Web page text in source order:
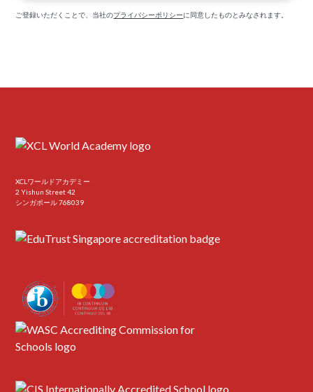
ご登録いただくことで、当社のプライバシーポリシーに同意したものとみなされます。
XCLワールドアカデミー
2 Yishun Street 42
シンガポール 768039